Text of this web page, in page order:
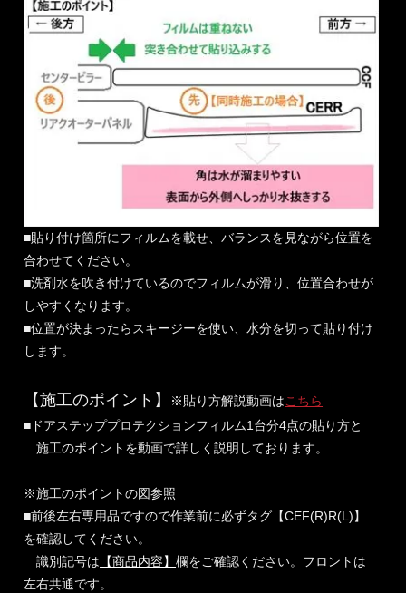
■貼り付け箇所にフィルムを載せ、バランスを見ながら位置を
合わせてください。
■洗剤水を吹き付けているのでフィルムが滑り、位置合わせが
しやすくなります。
■位置が決まったらスキージーを使い、水分を切って貼り付け
します。
【施工のポイント】 ※貼り方解説動画はこちら
■ドアステッププロテクションフィルム1台分4点の貼り方と
施工のポイントを動画で詳しく説明しております。
※施工のポイントの図参照
■前後左右専用品ですので作業前に必ずタグ【CEF(R)R(L)】
を確認してください。
識別記号は 【商品内容】欄をご確認ください。フロントは
左右共通です。